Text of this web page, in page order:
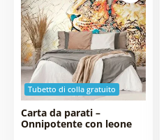
Tubetto di colla gratuito
Carta da parati –
Onnipotente con leone